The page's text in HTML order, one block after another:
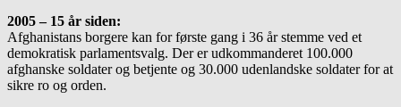
2005 – 15 år siden:
Afghanistans borgere kan for første gang i 36 år stemme ved et
demokratisk parlamentsvalg. Der er ud­kom­man­deret 100.000
afghanske soldater og betjente og 30.000 udenlandske soldater for at
sikre ro og orden.